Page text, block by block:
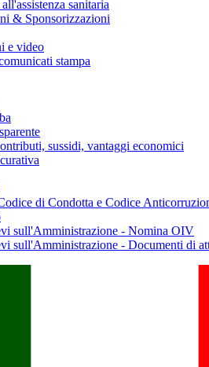
sanitaria
& Sponsorizzazioni
e video
stampa
sussidi, vantaggi economici
di Condotta e Codice
sull'Amministrazione - Nomina OIV
sull'Amministrazione - Documenti di